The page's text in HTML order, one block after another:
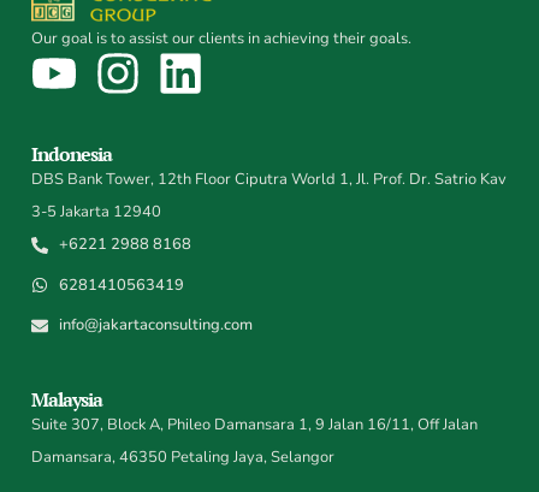
Our goal is to assist our clients in achieving their goals.
Indonesia
DBS Bank Tower, 12th Floor Ciputra World 1, Jl. Prof. Dr. Satrio Kav
3-5 Jakarta 12940
+6221 2988 8168
6281410563419
info@jakartaconsulting.com
Malaysia
Suite 307, Block A, Phileo Damansara 1, 9 Jalan 16/11, Off Jalan
Damansara, 46350 Petaling Jaya, Selangor